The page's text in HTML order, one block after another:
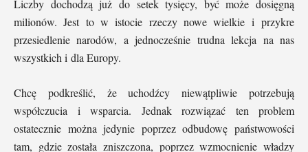
Liczby dochodzą już do setek tysięcy, być może dosięgną
milionów. Jest to w istocie rzeczy nowe wielkie i przykre
przesiedlenie narodów, a jednocześnie trudna lekcja na nas
wszystkich i dla Europy.
Chcę podkreślić, że uchodźcy niewątpliwie potrzebują
współczucia i wsparcia. Jednak rozwiązać ten problem
ostatecznie można jedynie poprzez odbudowę państwowości
tam, gdzie została zniszczona, poprzez wzmocnienie władzy